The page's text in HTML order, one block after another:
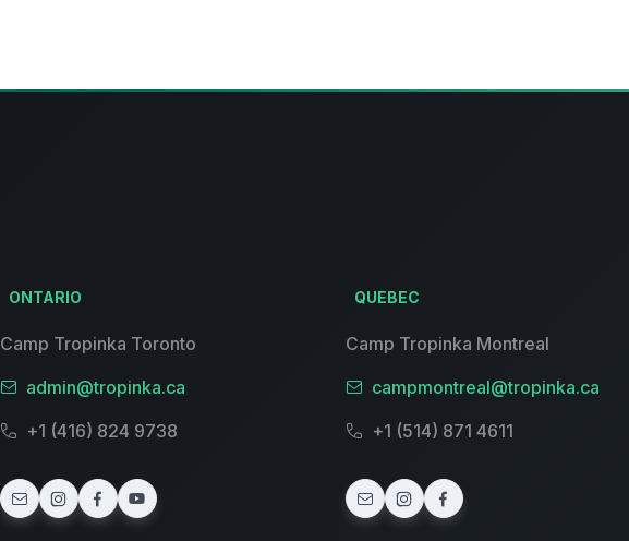
ONTARIO
Camp Tropinka Toronto
admin@tropinka.ca
+1 (416) 824 9738
QUEBEC
Camp Tropinka Montreal
campmontreal@tropinka.ca
+1 (514) 871 4611